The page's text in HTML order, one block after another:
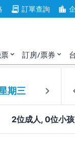
contract 訂單查詢 location_city
expand_more 訂房/票券 expand_more
2位成人, 0位小